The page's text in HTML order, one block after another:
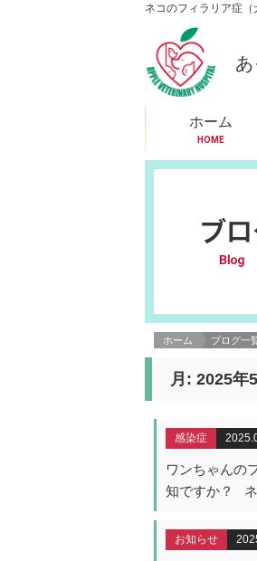
ネコのフィラリア症（
ホーム
HOME
ホーム ブログ一
月: 2025年
感染症
ワンちゃんの
知ですか？
お知らせ